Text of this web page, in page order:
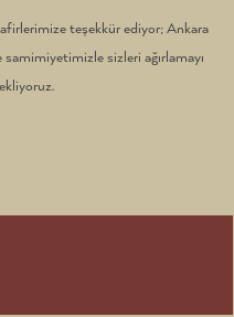
teşekkür ediyor; Ankara
sizleri ağırlamayı